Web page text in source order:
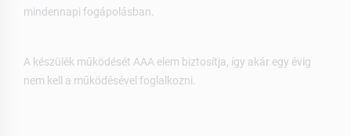
mindennapi fogápolásban.
A készülék működését AAA elem biztosítja, így akár egy évig
nem kell a működésével foglalkozni.